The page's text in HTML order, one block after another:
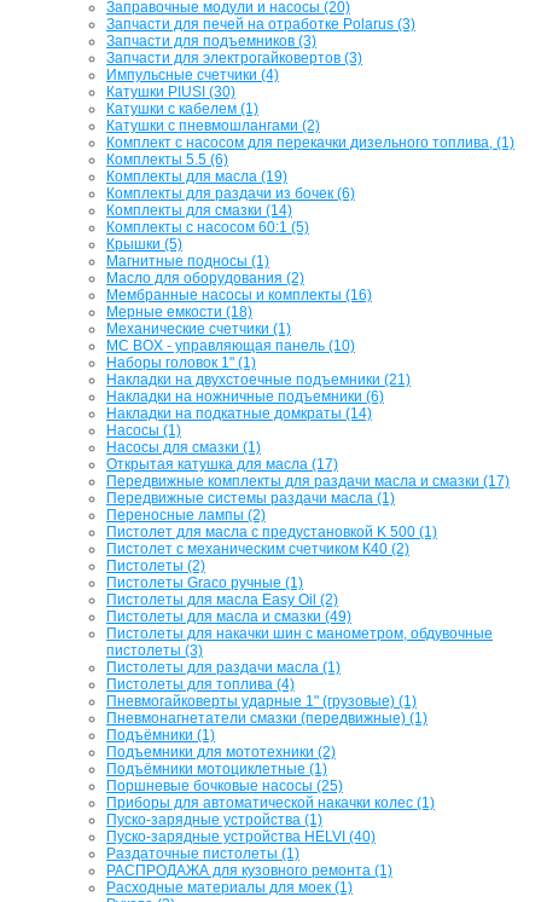
Заправочные модули и насосы (20)
Запчасти для печей на отработке Polarus (3)
Запчасти для подъемников (3)
Запчасти для электрогайковертов (3)
Импульсные счетчики (4)
Катушки PIUSI (30)
Катушки с кабелем (1)
Катушки с пневмошлангами (2)
Комплект с насосом для перекачки дизельного топлива, (1)
Комплекты 5.5 (6)
Комплекты для масла (19)
Комплекты для раздачи из бочек (6)
Комплекты для смазки (14)
Комплекты с насосом 60:1 (5)
Крышки (5)
Магнитные подносы (1)
Масло для оборудования (2)
Мембранные насосы и комплекты (16)
Мерные емкости (18)
Механические счетчики (1)
МС BOX - управляющая панель (10)
Наборы головок 1" (1)
Накладки на двухстоечные подъемники (21)
Накладки на ножничные подъемники (6)
Накладки на подкатные домкраты (14)
Насосы (1)
Насосы для смазки (1)
Открытая катушка для масла (17)
Передвижные комплекты для раздачи масла и смазки (17)
Передвижные системы раздачи масла (1)
Переносные лампы (2)
Пистолет для масла с предустановкой K 500 (1)
Пистолет с механическим счетчиком К40 (2)
Пистолеты (2)
Пистолеты Graco ручные (1)
Пистолеты для масла Easy Oil (2)
Пистолеты для масла и смазки (49)
Пистолеты для накачки шин с манометром, обдувочные
пистолеты (3)
Пистолеты для раздачи масла (1)
Пистолеты для топлива (4)
Пневмогайковерты ударные 1" (грузовые) (1)
Пневмонагнетатели смазки (передвижные) (1)
Подъёмники (1)
Подъемники для мототехники (2)
Подъёмники мотоциклетные (1)
Поршневые бочковые насосы (25)
Приборы для автоматической накачки колес (1)
Пуско-зарядные устройства (1)
Пуско-зарядные устройства HELVI (40)
Раздаточные пистолеты (1)
РАСПРОДАЖА для кузовного ремонта (1)
Расходные материалы для моек (1)